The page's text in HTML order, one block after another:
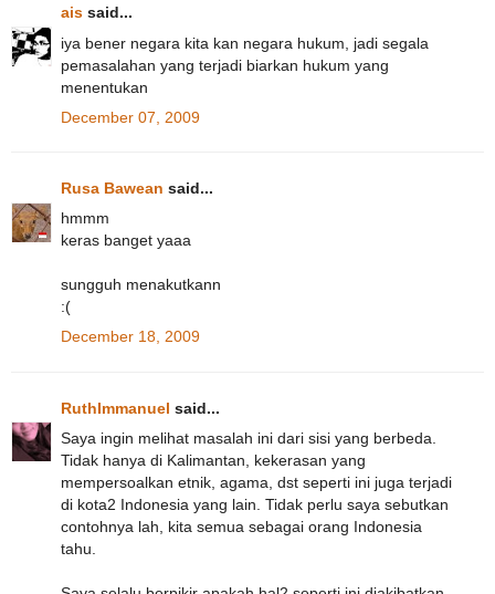
ais said...
iya bener negara kita kan negara hukum, jadi segala
pemasalahan yang terjadi biarkan hukum yang
menentukan
December 07, 2009
Rusa Bawean said...
hmmm
keras banget yaaa
sungguh menakutkann
:(
December 18, 2009
RuthImmanuel said...
Saya ingin melihat masalah ini dari sisi yang berbeda.
Tidak hanya di Kalimantan, kekerasan yang
mempersoalkan etnik, agama, dst seperti ini juga terjadi
di kota2 Indonesia yang lain. Tidak perlu saya sebutkan
contohnya lah, kita semua sebagai orang Indonesia
tahu.